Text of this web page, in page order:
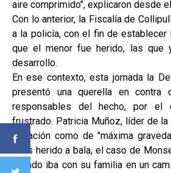
aire comprimido", explicaron desde
Con lo anterior, la Fiscalía de
a la policía, con el fin de establecer
que el menor fue herido, las que
desarrollo.
En ese contexto, esta jornada la
presentó una querella en contra
responsables del hecho, por el
frustrado. Patricia Muñoz, líder de
situación como de "máxima
años herido a bala, el caso de
cuando iba con su familia en un